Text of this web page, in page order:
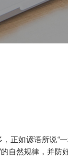
正如谚语所说“一
自然规律，并防好